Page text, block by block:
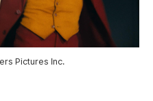
Pictures Inc.